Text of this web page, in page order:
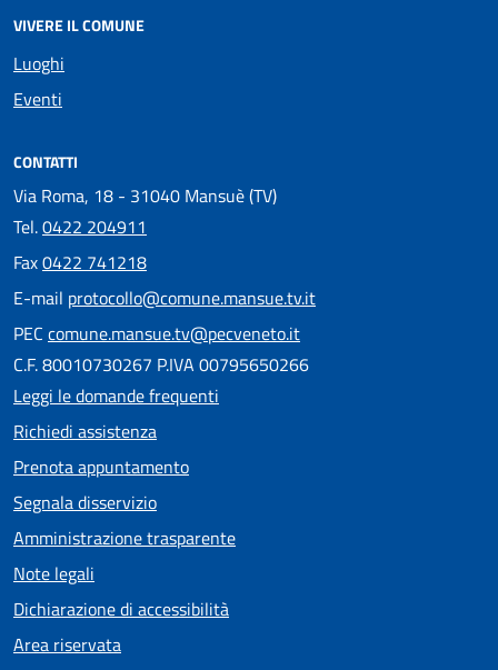
VIVERE IL COMUNE
Luoghi
Eventi
CONTATTI
Via Roma, 18 - 31040 Mansuè (TV)
Tel.0422 204911
Fax0422 741218
E-mail protocollo@comune.mansue.tv.it
PEC comune.mansue.tv@pecveneto.it
C.F. 80010730267 P.IVA 00795650266
Leggi le domande frequenti
Richiedi assistenza
Prenota appuntamento
Segnala disservizio
Amministrazione trasparente
Note legali
Dichiarazione di accessibilità
Area riservata